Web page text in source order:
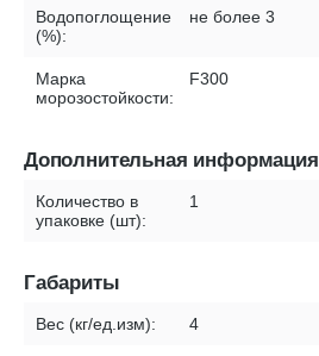
Водопоглощение
(%):
не более 3
Марка
морозостойкости:
F300
Дополнительная информация
Количество в
упаковке (шт):
1
Габариты
Вес (кг/ед.изм): 4